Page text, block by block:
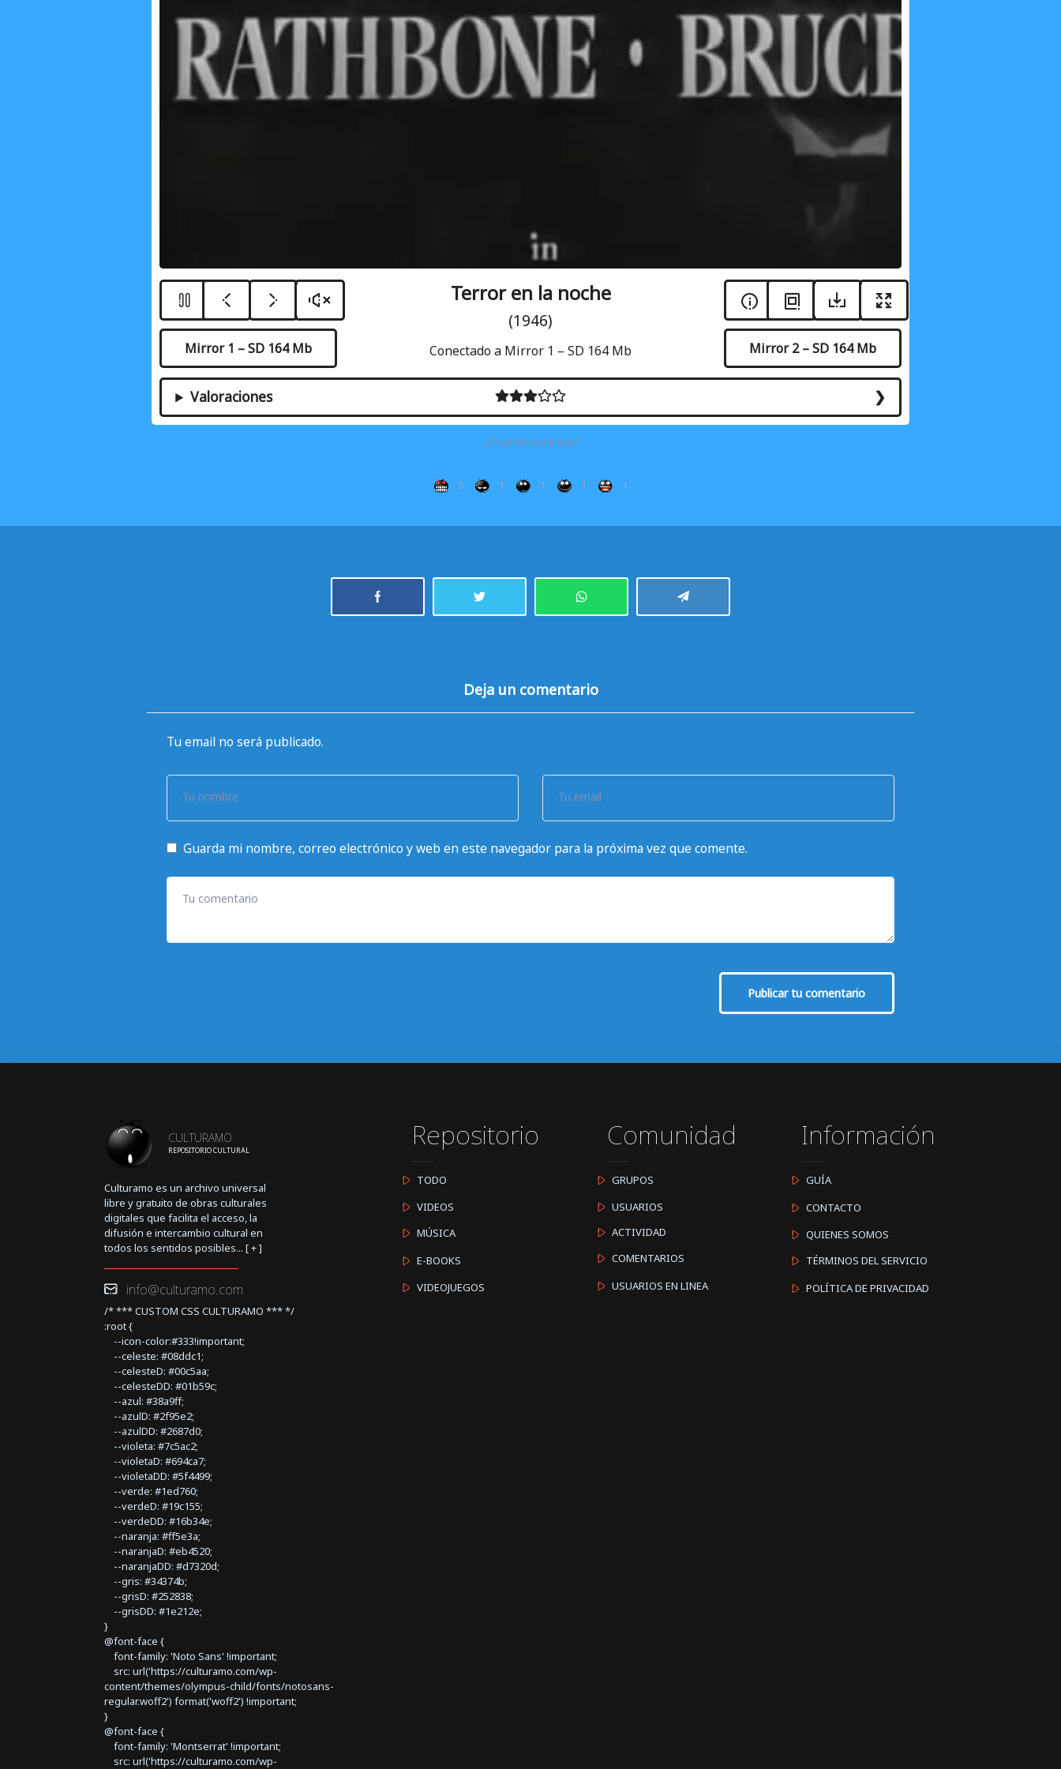
Terror en la noche
(1946)
Conectado a Mirror 1 – SD 164 Mb
Mirror 1 – SD 164 Mb Mirror 2 – SD 164 Mb
Valoraciones
¿Te gustó la película?
0 1 1 1 1
Deja un comentario
Tu email no será publicado.
Tu nombre Tu email
Guarda mi nombre, correo electrónico y web en este navegador para la próxima vez que comente.
Tu comentario
Publicar tu comentario
CULTURAMO
REPOSITORIO CULTURAL
Culturamo es un archivo universal
libre y gratuito de obras culturales
digitales que facilita el acceso, la
difusión e intercambio cultural en
todos los sentidos posibles... [+]
info@culturamo.com
/* *** CUSTOM CSS CULTURAMO *** */
:root {
--icon-color:#333!important;
--celeste: #08ddc1;
--celesteD: #00c5aa;
--celesteDD: #01b59c;
--azul: #38a9ff;
--azulD: #2f95e2;
--azulDD: #2687d0;
--violeta: #7c5ac2;
--violetaD: #694ca7;
--violetaDD: #5f4499;
--verde: #1ed760;
--verdeD: #19c155;
--verdeDD: #16b34e;
--naranja: #ff5e3a;
--naranjaD: #eb4520;
--naranjaDD: #d7320d;
--gris: #34374b;
--grisD: #252838;
--grisDD: #1e212e;
}
@font-face {
font-family: 'Noto Sans' !important;
src: url('https://culturamo.com/wp-
content/themes/olympus-child/fonts/notosans-
regular.woff2') format('woff2') !important;
}
@font-face {
font-family: 'Montserrat' !important;
src: url('https://culturamo.com/wp-
Repositorio
TODO
VIDEOS
MÚSICA
E-BOOKS
VIDEOJUEGOS
Comunidad
GRUPOS
USUARIOS
ACTIVIDAD
COMENTARIOS
USUARIOS EN LINEA
Información
GUÍA
CONTACTO
QUIENES SOMOS
TÉRMINOS DEL SERVICIO
POLÍTICA DE PRIVACIDAD